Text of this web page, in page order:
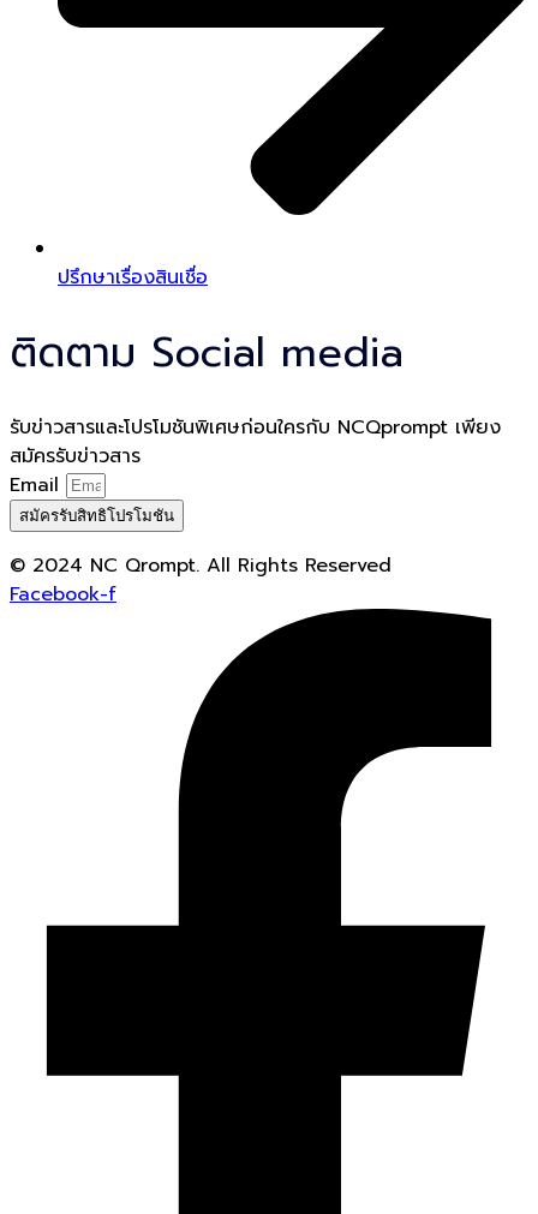
ปรึกษาเรื่องสินเชื่อ
ติดตาม Social media
รับข่าวสารและโปรโมชันพิเศษก่อนใครกับ NCQprompt เพียง
สมัครรับข่าวสาร
Email
สมัครรับสิทธิโปรโมชัน
© 2024 NC Qrompt. All Rights Reserved
Facebook-f